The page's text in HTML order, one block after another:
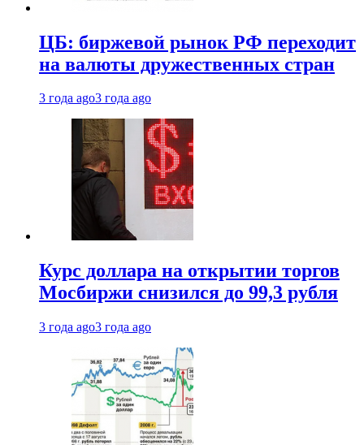
ЦБ: биржевой рынок РФ переходит
на валюты дружественных стран
3 года ago3 года ago
Курс доллара на открытии торгов
Мосбиржи снизился до 99,3 рубля
3 года ago3 года ago